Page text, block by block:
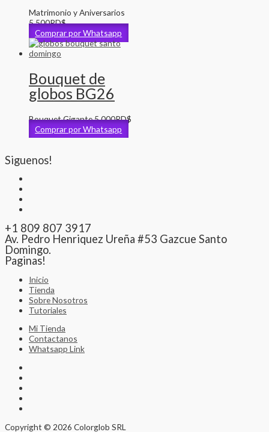
Matrimonio y Aniversarios
5,500RD$
Comprar por Whatsapp
Bouquet de
globos BG26
Bouquet Gigante5,000RD$
Comprar por Whatsapp
Siguenos!
+1 809 807 3917
Av. Pedro Henriquez Ureña #53 Gazcue Santo
Domingo.
Paginas!
Inicio
Tienda
Sobre Nosotros
Tutoriales
Mi Tienda
Contactanos
Whatsapp Link
Copyright © 2026 Colorglob SRL